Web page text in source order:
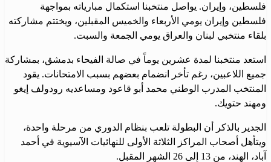
فلسطين، وإيران. يواصل منتخبنا استكمال مبارياته بمواجهة
فلسطين وإيران يومي الأربعاء والخميس المقبلين، ويختتم مشاركته
بلقاء منتخبي لبنان والعراق يومي الجمعة والسبت.
استعد منتخبنا لمدة عشرين يوماً في صالة الفيحاء بدمشق، بمشاركة
جميع اللاعبين، رغم تأخر انضمام بعضهم بسبب الامتحانات. يقود
المنتخب المدرب الوطني محمد أبو قاعود ومساعديه رودولف إيغو
ومهند حتويك.
الجدير بالذكر أن البطولة تلعب بنظام الدوري من مرحلة واحدة،
ويتأهل أصحاب المراكز الثلاثة الأولى للنهائيات الآسيوية في أحمد
آباد، الهند، من 13 إلى 26 الشهر المقبل.